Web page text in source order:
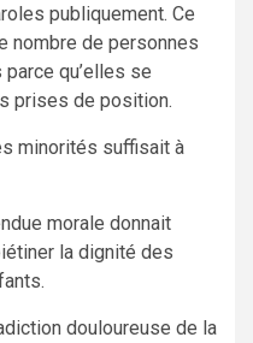
publiquement. Ce
nombre de personnes
qu’elles se
prises de position.
minorités suffisait à
morale donnait
la dignité des
douloureuse de la